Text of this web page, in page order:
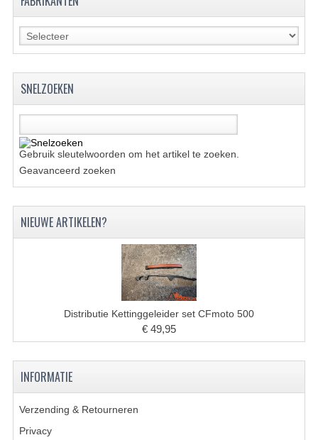
GEREEDSCHAP
BASHAN 400S
ONDERHOUD PRODUCTEN BASHAN QUAD
ONDERHOUDS PRODUCTEN
SHINERAY 200STIIE-B
SHINERAY 250 STXE
ACCESSOIRES
BRANDSTOF SYSTEEM
KAPPEN EN FRAME
SNELZOEKEN
Gebruik sleutelwoorden om het artikel te zoeken.
Geavanceerd zoeken
NIEUWE ARTIKELEN?
Distributie Kettinggeleider set CFmoto 500
€ 49,95
INFORMATIE
Verzending & Retourneren
Privacy